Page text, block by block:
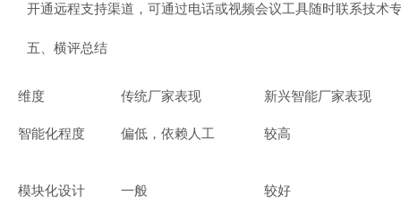
开通远程支持渠道，可通过电话或视频会议工具随时联系技术
五、横评总结
维度 传统厂家表现 新兴智能厂家表现
智能化程度 偏低，依赖人工 较高
模块化设计 一般 较好